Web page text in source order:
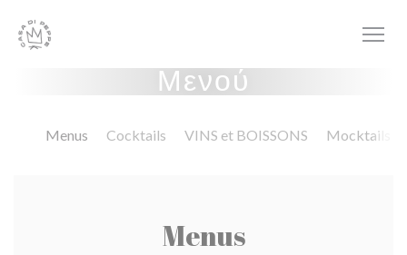
Μενού
Menus Cocktails VINS et BOISSONS Mocktails
Menus